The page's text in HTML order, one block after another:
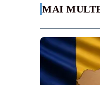
MAI